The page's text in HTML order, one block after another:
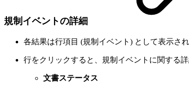
規制イベントの詳細
各結果は行項目 (規制イベント) として表示され
行をクリックすると、規制イベントに関する
文書ステータス